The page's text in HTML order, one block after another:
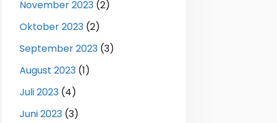
November 2023 (2)
Oktober 2023 (2)
September 2023 (3)
August 2023 (1)
Juli 2023 (4)
Juni 2023 (3)